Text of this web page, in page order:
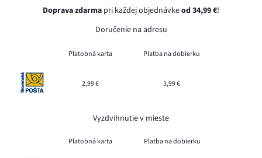
Doprava zdarma pri každej objednávkeod 34,99 €!
Doručenie na adresu
Platobná karta Platba na dobierku
2,99 € 3,99 €
Vyzdvihnutie v mieste
Platobná karta Platba na dobierku